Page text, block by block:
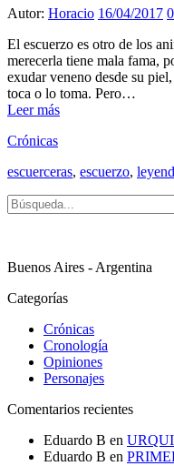
Autor: Horacio 16/04/2017
El escuerzo es otro de los
merecerla tiene mala fama,
exudar veneno desde su
toca o lo toma. Pero…
Leer más
Crónicas
escuerceras, escuerzo,
Buenos Aires - Argentina
Categorías
Crónicas
Cronología
Opiniones
Personajes
Comentarios recientes
Eduardo B en
Eduardo B en